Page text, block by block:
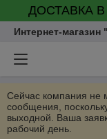
ДОСТАВКА
Интернет-
Сейчас компания не
сообщения,
выходной. Ваша
рабочий день.